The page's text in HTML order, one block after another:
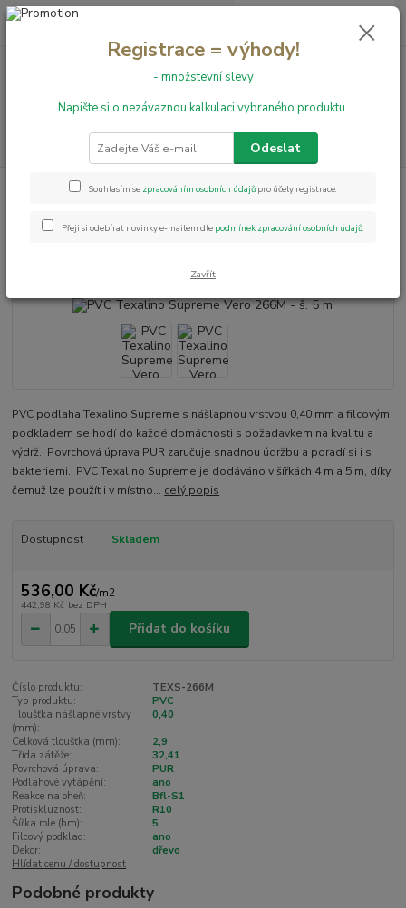
+420 731 199 591 0,00 Kč
PVC podlahy PVC Texalino Supreme Vero 266M - š. 5 m
PVC Texalino Supreme Vero
PVC podlaha Texalino Supreme s nášlapnou vrstvou 0,40 mm a filcovým
podkladem se hodí do každé domácnosti s požadavkem na kvalitu a
výdrž. Povrchová úprava PUR zaručuje snadnou údržbu a poradí si i s
bakteriemi. PVC Texalino Supreme je dodáváno v šířkách 4 m a 5 m, díky
čemuž lze použít i v místno... celý popis
Dostupnost Skladem
536,00 Kč/m2
442,98 Kč bez DPH
Přidat do košíku
Číslo produktu:
TEXS-266M
Typ produktu:
PVC
Tloušťka nášlapné vrstvy
(mm):
0,40
Celková tloušťka (mm):
2,9
Třída zátěže:
32,41
Povrchová úprava:
PUR
Podlahové vytápění:
ano
Reakce na oheň:
Bfl-S1
Protiskluznost:
R10
Šířka role (bm):
5
Filcový podklad:
ano
Dekor:
dřevo
Hlídat cenu / dostupnost
Podobné produkty
Registrace = výhody!
- množstevní slevy
Napište si o nezávaznou kalkulaci vybraného produktu.
Odeslat
Souhlasím se zpracováním osobních údajů pro účely registrace.
Přeji si odebírat novinky e-mailem dle podmínek zpracování osobních údajů.
Zavřít